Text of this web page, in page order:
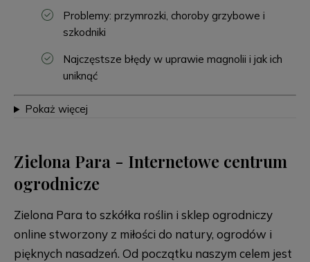
Problemy: przymrozki, choroby grzybowe i
szkodniki
Najczęstsze błędy w uprawie magnolii i jak ich
uniknąć
Pokaż więcej
Zielona Para - Internetowe centrum
ogrodnicze
Zielona Para to szkółka roślin i sklep ogrodniczy
online stworzony z miłości do natury, ogrodów i
pięknych nasadzeń. Od początku naszym celem jest